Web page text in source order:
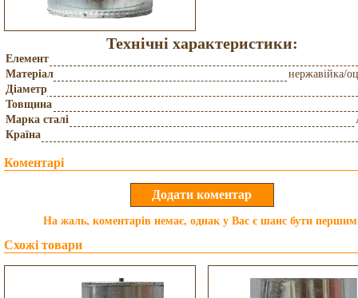
Технічні характеристики:
Елемент
Матеріал
нержавійка/
Діаметр
Товщина
Марка сталі
Країна
Коментарі
На жаль, коментарів немає, однак у Вас є шанс бути
Схожі товари